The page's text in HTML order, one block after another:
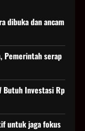
dibuka dan ancam
Pemerintah serap
Butuh Investasi Rp
untuk jaga fokus